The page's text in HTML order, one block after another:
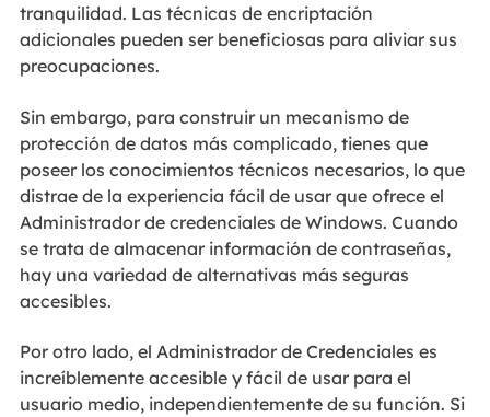
tranquilidad. Las técnicas de encriptación
adicionales pueden ser beneficiosas para aliviar sus
preocupaciones.
Sin embargo, para construir un mecanismo de
protección de datos más complicado, tienes que
poseer los conocimientos técnicos necesarios, lo que
distrae de la experiencia fácil de usar que ofrece el
Administrador de credenciales de Windows. Cuando
se trata de almacenar información de contraseñas,
hay una variedad de alternativas más seguras
accesibles.
Por otro lado, el Administrador de Credenciales es
increíblemente accesible y fácil de usar para el
usuario medio, independientemente de su función. Si